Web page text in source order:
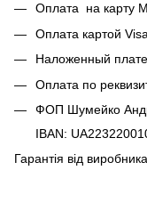
Оплата на карту
Оплата картой
Наложенный
Оплата по
ФОП Шумейко
IBAN:
Гарантія від